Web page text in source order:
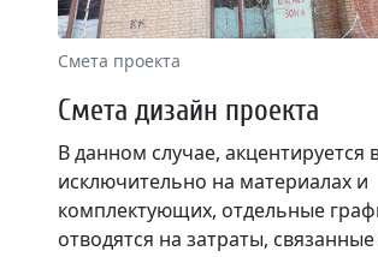
Смета проекта
Смета дизайн проекта
В данном случае, акцентируется
исключительно на материалах и
комплектующих, отдельные
отводятся на затраты, связанные